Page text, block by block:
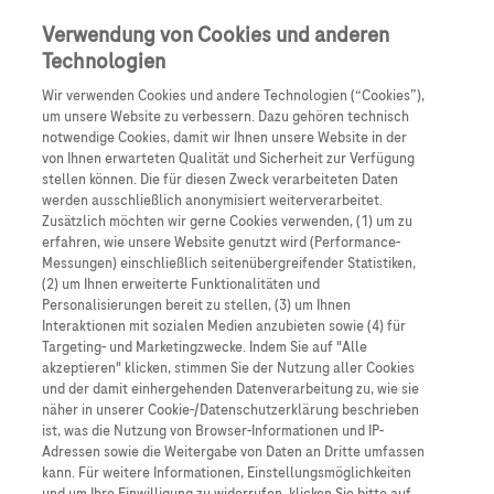
Anmelden
Rheumatologie
Inhibitoren von Interleukin-6-
Rezeptoren
bei rheumatoider Arthritis
Verwendung von Cookies und anderen
Technologien
Wir verwenden Cookies und andere Technologien (“Cookies”),
um unsere Website zu verbessern. Dazu gehören technisch
notwendige Cookies, damit wir Ihnen unsere Website in der
von Ihnen erwarteten Qualität und Sicherheit zur Verfügung
stellen können. Die für diesen Zweck verarbeiteten Daten
werden ausschließlich anonymisiert weiterverarbeitet.
Zusätzlich möchten wir gerne Cookies verwenden, (1) um zu
erfahren, wie unsere Website genutzt wird (Performance-
Messungen) einschließlich seitenübergreifender Statistiken,
(2) um Ihnen erweiterte Funktionalitäten und
Personalisierungen bereit zu stellen, (3) um Ihnen
Interaktionen mit sozialen Medien anzubieten sowie (4) für
Targeting- und Marketingzwecke. Indem Sie auf "Alle
akzeptieren" klicken, stimmen Sie der Nutzung aller Cookies
und der damit einhergehenden Datenverarbeitung zu, wie sie
näher in unserer Cookie-/Datenschutzerklärung beschrieben
ist, was die Nutzung von Browser-Informationen und IP-
Adressen sowie die Weitergabe von Daten an Dritte umfassen
kann. Für weitere Informationen, Einstellungsmöglichkeiten